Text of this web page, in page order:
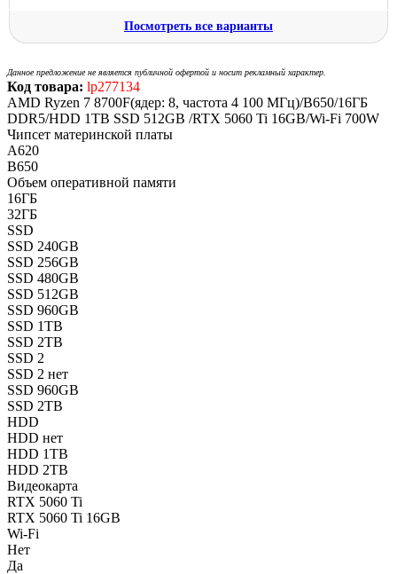
Посмотреть все варианты
Данное предложение не является публичной офертой и носит рекламный характер.
Код товара: lp277134
AMD Ryzen 7 8700F(ядер: 8, частота 4 100 МГц)/B650/16ГБ
DDR5/HDD 1TB SSD 512GB /RTX 5060 Ti 16GB/Wi-Fi 700W
Чипсет материнской платы
A620
B650
Объем оперативной памяти
16ГБ
32ГБ
SSD
SSD 240GB
SSD 256GB
SSD 480GB
SSD 512GB
SSD 960GB
SSD 1TB
SSD 2TB
SSD 2
SSD 2 нет
SSD 960GB
SSD 2TB
HDD
HDD нет
HDD 1TB
HDD 2TB
Видеокарта
RTX 5060 Ti
RTX 5060 Ti 16GB
Wi-Fi
Нет
Да